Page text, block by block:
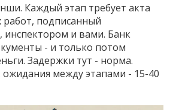
. Каждый этап требует акта
подписанный
инспектором и вами. Банк
- и только потом
Задержки тут - норма.
ожидания между этапами - 15-40